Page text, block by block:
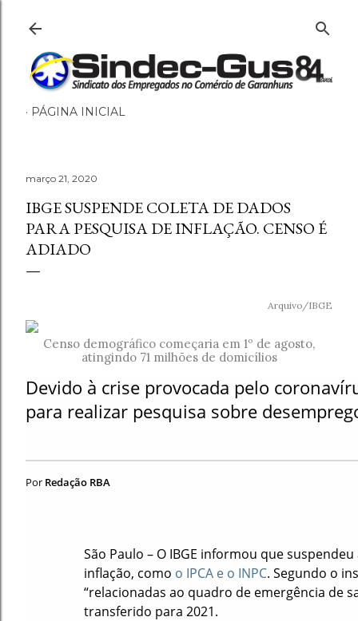
Pular para o
PÁGINA INICIAL
março 21, 2020
IBGE SUSPENDE COLETA DE DADOS
PARA PESQUISA DE INFLAÇÃO. CENSO É
ADIADO
Arquivo/IBGE
Censo demográfico começaria em 1º de agosto,
atingindo 71 milhões de domicílios
Devido à crise provocada pelo
para realizar pesquisa sobre
Por Redação RBA
São Paulo – O IBGE informou que
inflação, como o IPCA e o INPC. Segundo o
“relacionadas ao quadro de emergência de
transferido para 2021.